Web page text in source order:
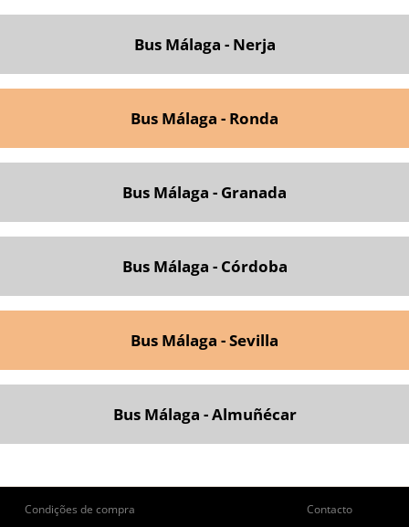
Bus Málaga - Nerja
Bus Málaga - Ronda
Bus Málaga - Granada
Bus Málaga - Córdoba
Bus Málaga - Sevilla
Bus Málaga - Almuñécar
Condições de compra Contacto